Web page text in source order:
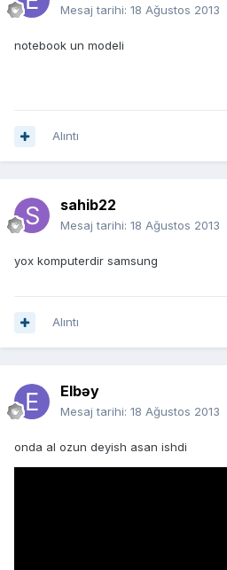
Mesaj tarihi: 18 Ağustos 2013
notebook un modeli
Alıntı
sahib22
Mesaj tarihi: 18 Ağustos 2013
yox komputerdir samsung
Alıntı
Elbəy
Mesaj tarihi: 18 Ağustos 2013
onda al ozun deyish asan ishdi